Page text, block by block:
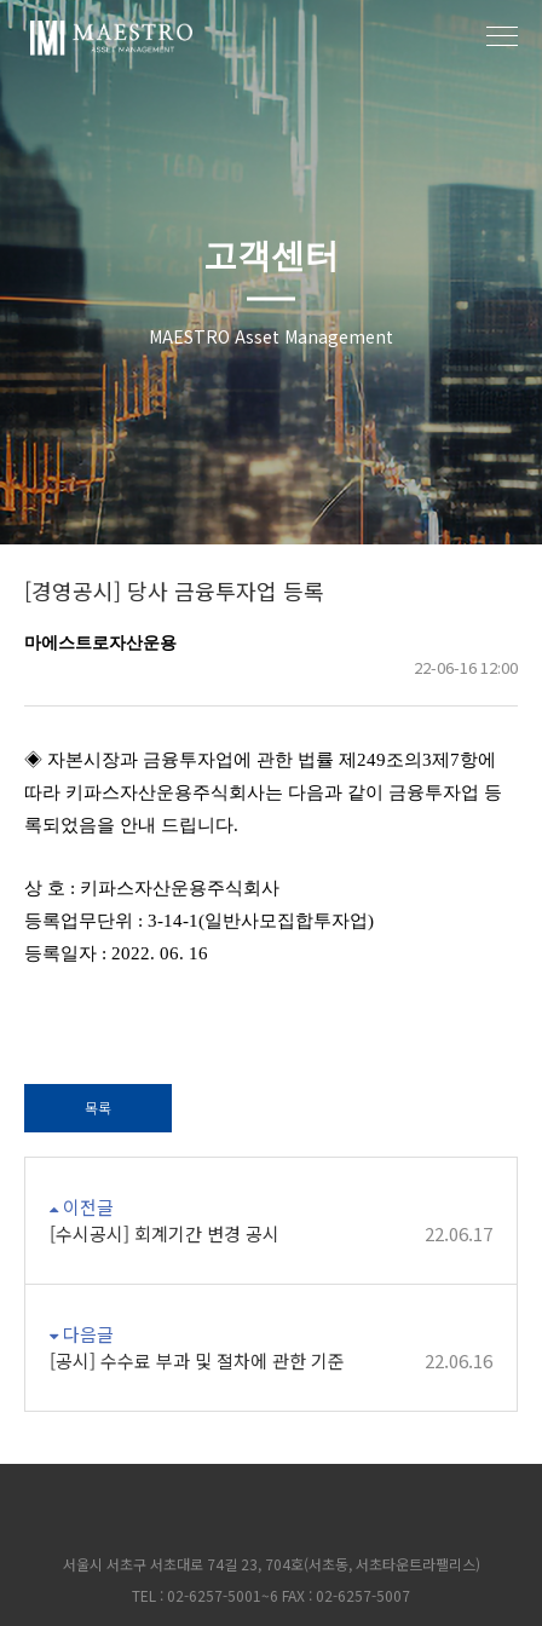
고객센터
MAESTRO Asset Management
[경영공시] 당사 금융투자업 등록
마에스트로자산운용
22-06-16 12:00
◈ 자본시장과 금융투자업에 관한 법률 제 249조의 3제 7항에
따라 키파스자산운용주식회사는 다음과 같이 금융투자업 등
록되었음을 안내 드립니다.
상 호 : 키파스자산운용주식회사
등록업무단위 : 3-14-1(일반사모집합투자업)
등록일자 : 2022. 06. 16
목록
이전글
[수시공시] 회계기간 변경 공시
22.06.17
다음글
[공시] 수수료 부과 및 절차에 관한 기준
22.06.16
서울시 서초구 서초대로 74길 23, 704호(서초동, 서초타운트라팰리스)
TEL : 02-6257-5001~6 FAX : 02-6257-5007